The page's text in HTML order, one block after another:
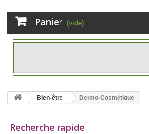
Panier (vide)
Bien-être Dermo-Cosmétique
Recherche rapide